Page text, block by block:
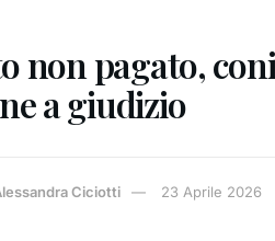
non pagato,
a giudizio
Ciciotti 23 Aprile 2026